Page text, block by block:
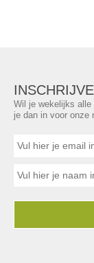
Wil je wekelijks
je dan in voor onze